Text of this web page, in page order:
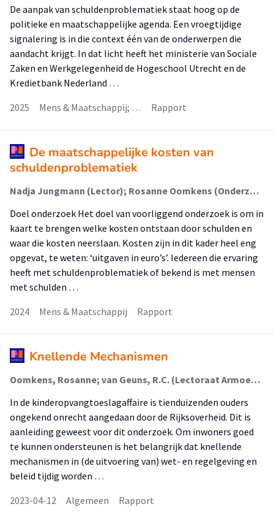
De aanpak van schuldenproblematiek staat hoog op de
politieke en maatschappelijke agenda. Een vroegtijdige
signalering is in die context één van de onderwerpen die
aandacht krijgt. In dat licht heeft het ministerie van Sociale
Zaken en Werkgelegenheid de Hogeschool Utrecht en de
Kredietbank Nederland …
2025
Mens & Maatschappij; … Rapport
De maatschappelijke kosten van
schuldenproblematiek
Nadja Jungmann (Lector); Rosanne Oomkens (Onderzoeker); Paul Vroonhof (Onderzoeker); Marijke Beulen (Onderzoeker); John Boog (Onderzoeker); Cora van Horssen (Onderzoeker)
Doel onderzoek Het doel van voorliggend onderzoek is om in
kaart te brengen welke kosten ontstaan door schulden en
waar die kosten neerslaan. Kosten zijn in dit kader heel eng
opgevat, te weten: ‘uitgaven in euro’s’. Iedereen die ervaring
heeft met schuldenproblematiek of bekend is met mensen
met schulden …
2024
Mens & Maatschappij Rapport
Knellende Mechanismen
Oomkens, Rosanne; van Geuns, R.C. (Lectoraat Armoede Interventies); Jungmann, Nadja; van der Schors, Anna; Muda, Jessica; van der Meulen, Barbera; Schiffelers, Marie-Jeanne; Kuiper, Marlot
In de kinderopvangtoeslagaffaire is tienduizenden ouders
ongekend onrecht aangedaan door de Rijksoverheid. Dit is
aanleiding geweest voor dit onderzoek. Om inwoners goed
te kunnen ondersteunen is het belangrijk dat knellende
mechanismen in (de uitvoering van) wet- en regelgeving en
beleid tijdig worden …
2023-04-12
Algemeen Rapport